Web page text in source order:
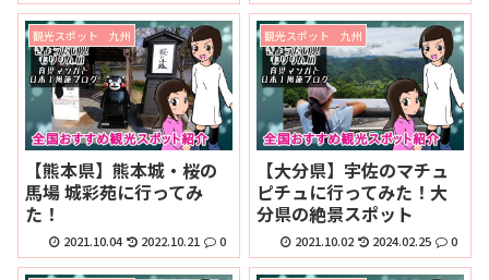
観光スポット 九州
【熊本県】熊本城・桜の
馬場 城彩苑に行ってみ
た！
2021.10.04 2022.10.21 0
観光スポット 九州
【大分県】宇佐のマチュ
ピチュに行ってみた！大
分県の絶景スポット
2021.10.02 2024.02.25 0